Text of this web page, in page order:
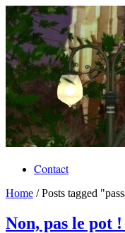
Contact
Home /Posts tagged
Non, pas le pot